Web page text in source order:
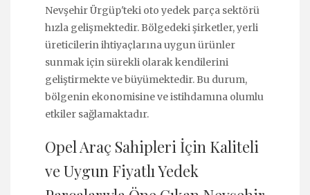
Nevşehir Ürgüp'teki oto yedek parça sektörü
hızla gelişmektedir. Bölgedeki şirketler, yerli
üreticilerin ihtiyaçlarına uygun ürünler
sunmak için sürekli olarak kendilerini
geliştirmekte ve büyümektedir. Bu durum,
bölgenin ekonomisine ve istihdamına olumlu
etkiler sağlamaktadır.
Opel Araç Sahipleri İçin Kaliteli
ve Uygun Fiyatlı Yedek